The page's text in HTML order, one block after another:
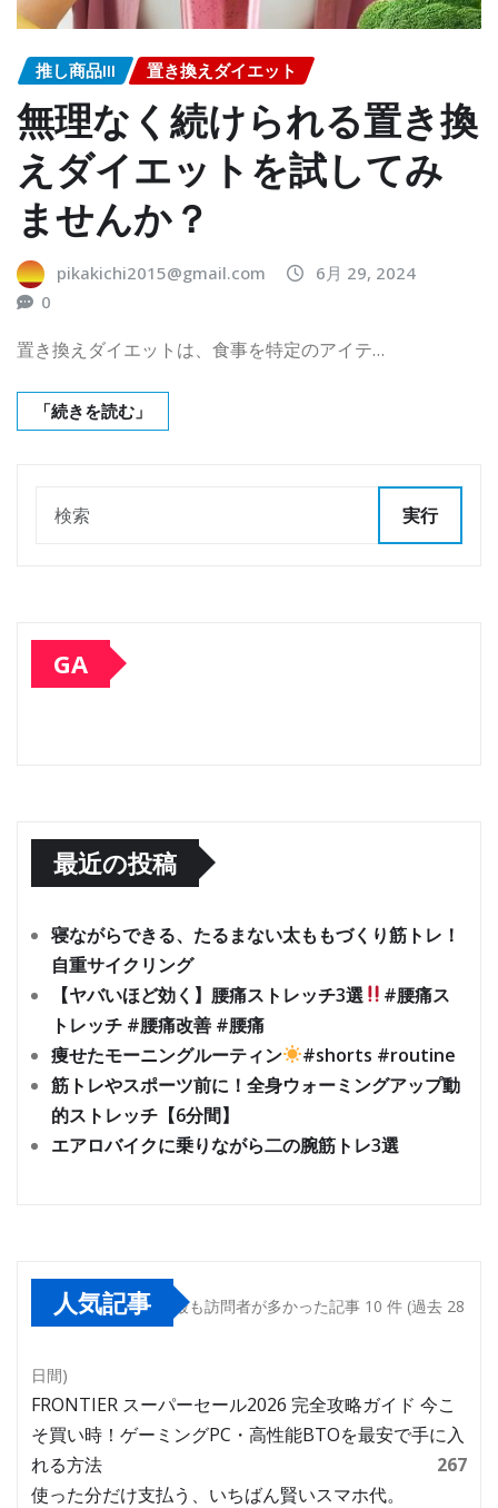
推し商品III 置き換えダイエット
無理なく続けられる置き換
えダイエットを試してみ
ませんか？
pikakichi2015@gmail.com
6月 29, 2024
0
置き換えダイエットは、食事を特定のアイテ…
「続きを読む」
実行
GA
最近の投稿
寝ながらできる、たるまない太ももづくり筋トレ！
自重サイクリング
【ヤバいほど効く】腰痛ストレッチ3選
#腰痛ス
トレッチ #腰痛改善 #腰痛
痩せたモーニングルーティン
#shorts #routine
筋トレやスポーツ前に！全身ウォーミングアップ動
的ストレッチ【6分間】
エアロバイクに乗りながら二の腕筋トレ3選
人気記事 最も訪問者が多かった記事 10 件 (過去 28
日間)
FRONTIER スーパーセール2026 完全攻略ガイド 今こ
そ買い時！ゲーミングPC・高性能BTOを最安で手に入
れる方法
267
使った分だけ支払う、いちばん賢いスマホ代。